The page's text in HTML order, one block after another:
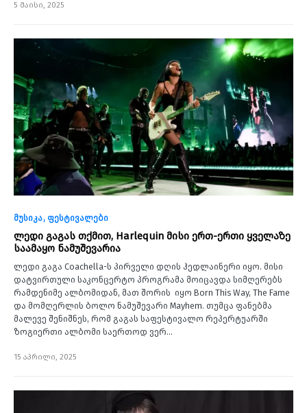
5 მაისი, 2025
მუსიკა ფესტივალები
ლედი გაგას თქმით, Harlequin მისი ერთ-ერთი ყველაზე
საამაყო ნამუშევარია
ლედი გაგა Coachella-ს პირველი დღის ჰედლაინერი იყო. მისი
დატვირთული საკონცერტო პროგრამა მოიცავდა სიმღერებს
რამდენიმე ალბომიდან, მათ შორის იყო Born This Way, The Fame
და მომღერლის ბოლო ნამუშევარი Mayhem. თუმცა ფანებმა
მალევე შენიშნეს, რომ გაგას საფესტივალო რეპერტუარში
ზოგიერთი ალბომი საერთოდ ვერ…
15 აპრილი, 2025